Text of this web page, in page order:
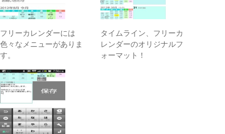
フリーカレンダーには
色々なメニューがありま
す。
タイムライン、フリーカ
レンダーのオリジナルフ
ォーマット！